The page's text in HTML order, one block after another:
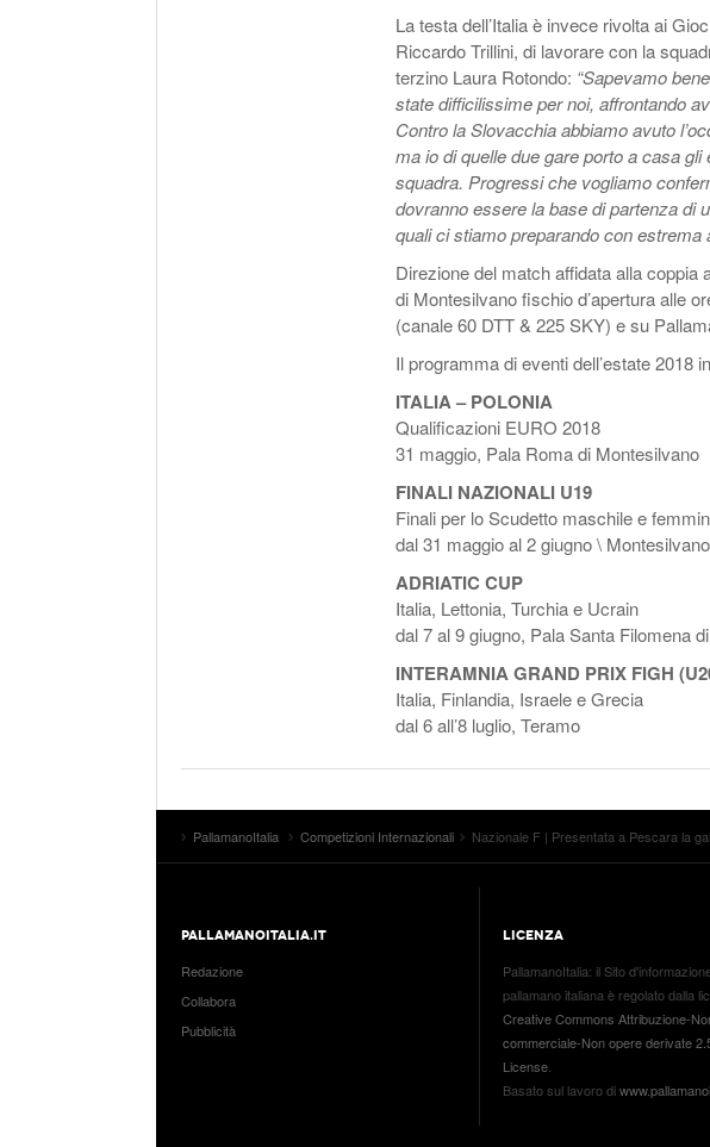
La testa dell’Italia è invece rivolta ai
Riccardo Trillini, di lavorare con la
terzino Laura Rotondo: “Sapevamo
state difficilissime per noi, affrontando
Contro la Slovacchia abbiamo avuto
ma io di quelle due gare porto a casa
squadra. Progressi che vogliamo
dovranno essere la base di partenza di
quali ci stiamo preparando con estrema
Direzione del match affidata alla
di Montesilvano fischio d’apertura alle
(canale 60 DTT & 225 SKY) e su
Il programma di eventi dell’estate 2018
ITALIA – POLONIA
Qualificazioni EURO 2018
31 maggio, Pala Roma di Montesilvano
FINALI NAZIONALI U19
Finali per lo Scudetto maschile e
dal 31 maggio al 2 giugno \
ADRIATIC CUP
Italia, Lettonia, Turchia e Ucrain
dal 7 al 9 giugno, Pala Santa Filomena
INTERAMNIA GRAND PRIX FIGH
Italia, Finlandia, Israele e Grecia
dal 6 all’8 luglio, Teramo
PallamanoItalia Competizioni Internazionali Nazionale F | Presentata a Pescara la
PALLAMANOITALIA.IT
Redazione
Collabora
Pubblicità
LICENZA
PallamanoItalia: il Sito
pallamano italianaè regolato dalla
Creative Commons Attribuzione-
commerciale-Non opere derivate
License.
Basato sul lavoro di